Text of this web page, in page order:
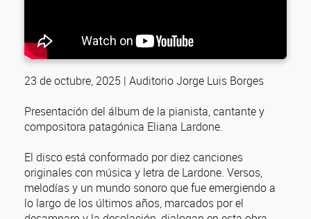
23 de octubre, 2025 | Auditorio Jorge Luis Borges
Presentación del álbum de la pianista, cantante y
compositora patagónica Eliana Lardone.
El disco está conformado por diez canciones
originales con música y letra de Lardone. Versos,
melodías y un mundo sonoro que fue emergiendo a
lo largo de los últimos años, marcados por el